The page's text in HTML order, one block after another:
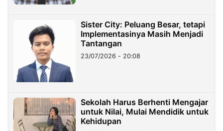
Sister City: Peluang Besar, tetapi
Implementasinya Masih Menjadi
Tantangan
23/07/2026 - 20:08
Sekolah Harus Berhenti Mengajar
untuk Nilai, Mulai Mendidik untuk
Kehidupan